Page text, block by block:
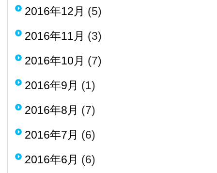
2016年12月 (5)
2016年11月 (3)
2016年10月 (7)
2016年9月 (1)
2016年8月 (7)
2016年7月 (6)
2016年6月 (6)